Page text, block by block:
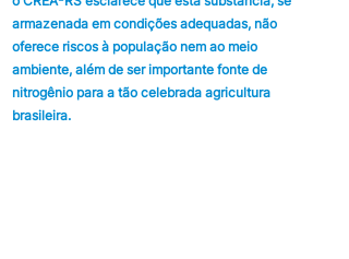
armazenada em condições adequadas, não
oferece riscos à população nem ao meio
ambiente, além de ser importante fonte de
nitrogênio para a tão celebrada agricultura
brasileira.